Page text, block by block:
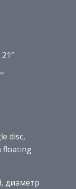
disc,
floating
диаметр